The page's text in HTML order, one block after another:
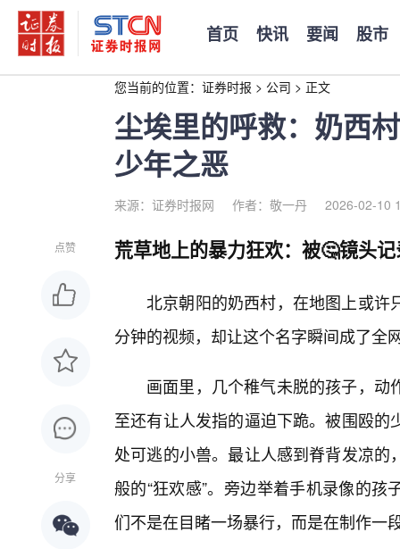
首页 快讯 要闻 股市
您当前的位置： 证券时报 > 公司 > 正文
尘埃里的呼救：奶西
少年之恶
来源：证券时报网 作者：敬一丹 2026-02-10
点赞
分享
荒草地上的暴力狂欢：被🤔镜头
北京朝阳的奶西村，在地图上或许
分钟的视频，却让这个名字瞬间成了全
画面里，几个稚气未脱的孩子，
至还有让人发指的逼迫下跪。被围殴
处可逃的小兽。最让人感到脊背发凉
般的“狂欢感”。旁边举着手机录像的
们不是在目睹一场暴行，而是在制作一